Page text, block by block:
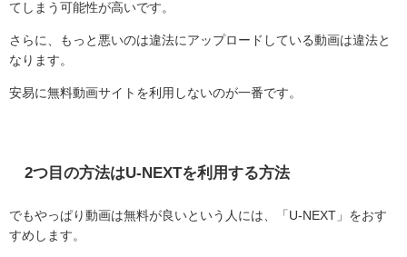
てしまう可能性が高いです。
さらに、もっと悪いのは違法にアップロードしている動画は違法と
なります。
安易に無料動画サイトを利用しないのが一番です。
2つ目の方法はU-NEXTを利用する方法
でもやっぱり動画は無料が良いという人には、「U-NEXT」をおす
すめします。